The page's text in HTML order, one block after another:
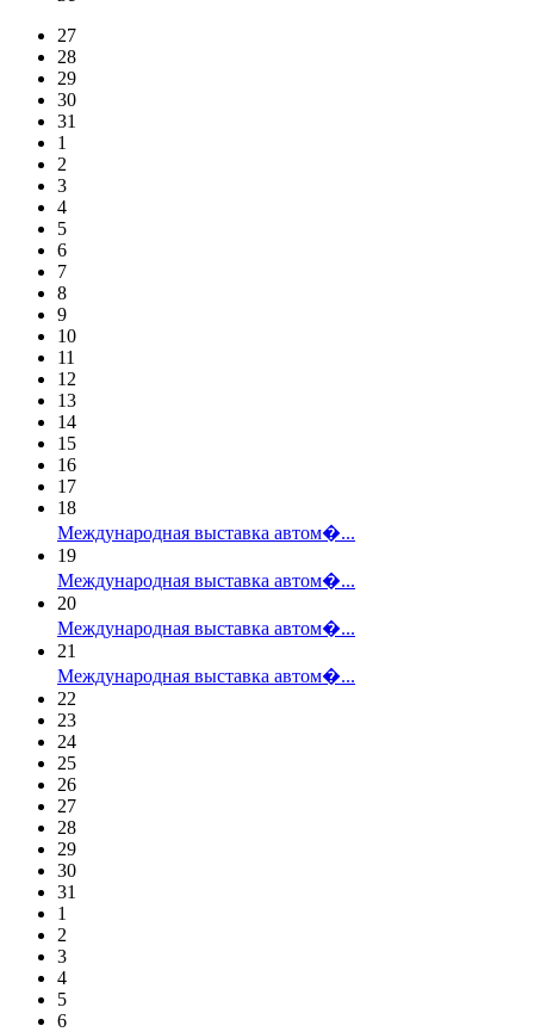
27
28
29
30
31
1
2
3
4
5
6
7
8
9
10
11
12
13
14
15
16
17
18
Международная выставка автом�...
19
Международная выставка автом�...
20
Международная выставка автом�...
21
Международная выставка автом�...
22
23
24
25
26
27
28
29
30
31
1
2
3
4
5
6